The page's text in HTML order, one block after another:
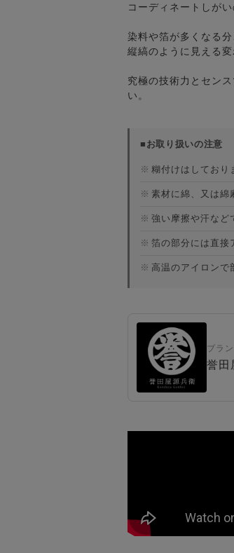
コーディネートしが
染料や箔が多くなる
縦縞のように見える
究極の技術力とセン
い。
■お取り扱いの注意
※ 糊付けはしており
※ 素材に綿、又は綿
※ 強い摩擦や汗など
※ 箔の部分には直接
※ 高温のアイロンで
ブラ
誉田